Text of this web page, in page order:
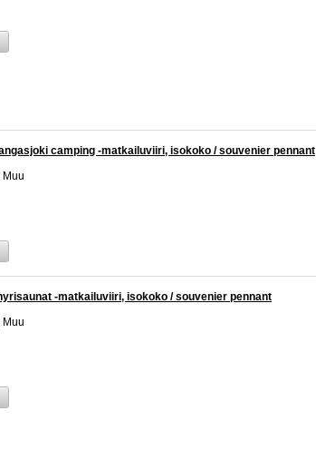
camping -matkailuviiri, isokoko / souvenier pennant
Muu
-matkailuviiri, isokoko / souvenier pennant
Muu